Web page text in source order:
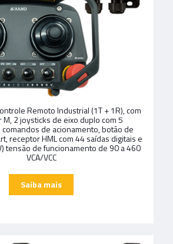
Remoto Industrial (1T + 1R), com
2 joysticks de eixo duplo com 5
de acionamento, botão de
receptor HML com 44 saídas digitais e
tensão de funcionamento de 90 a 460
VCA/VCC